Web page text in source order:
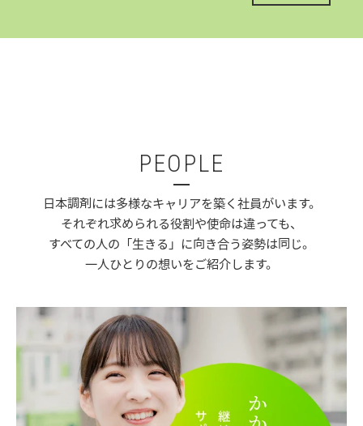
PEOPLE
日本調剤には多様なキャリアを築く社員がいます。
それぞれ求められる役割や使命は違っても、
すべての人の「生きる」に向き合う姿勢は同じ。
一人ひとりの想いをご紹介します。